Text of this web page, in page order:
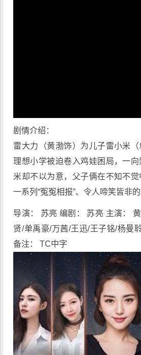
剧情介绍：
雷大力（黄渤饰）为儿子雷小米
理想小学被迫卷入鸡娃困局，一
米却不以为意，父子俩在不知不
一系列“冤冤相报”、令人啼笑皆非
导演： 苏亮 编剧： 苏亮 主演：
贤/单禹豪/万茜/王迅/王子铭/杨曼
备注： TC中字